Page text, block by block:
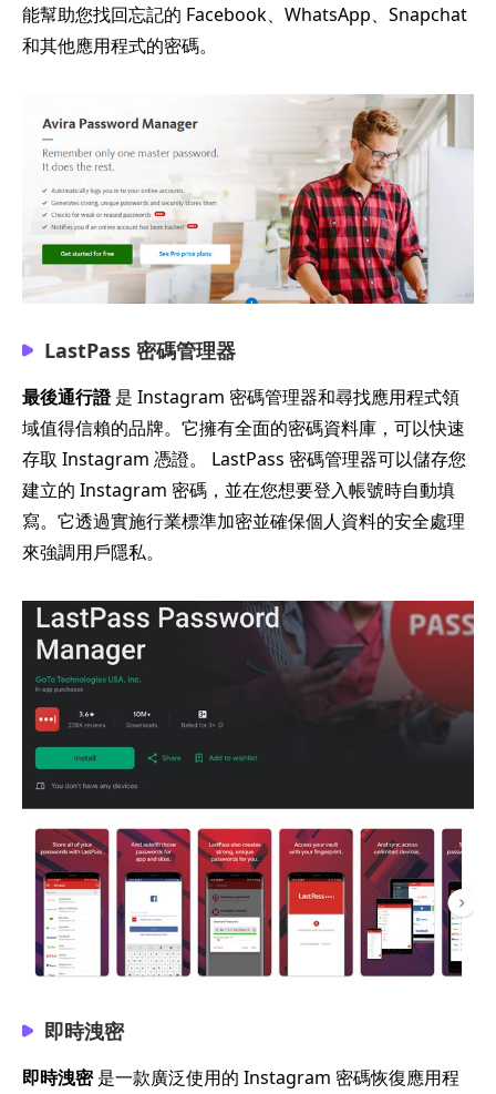
能幫助您找回忘記的 Facebook、WhatsApp、Snapchat
和其他應用程式的密碼。
LastPass 密碼管理器
最後通行證是 Instagram 密碼管理器和尋找應用程式領
域值得信賴的品牌。它擁有全面的密碼資料庫，可以快速
存取 Instagram 憑證。 LastPass 密碼管理器可以儲存您
建立的 Instagram 密碼，並在您想要登入帳號時自動填
寫。它透過實施行業標準加密並確保個人資料的安全處理
來強調用戶隱私。
即時洩密
即時洩密是一款廣泛使用的 Instagram 密碼恢復應用程